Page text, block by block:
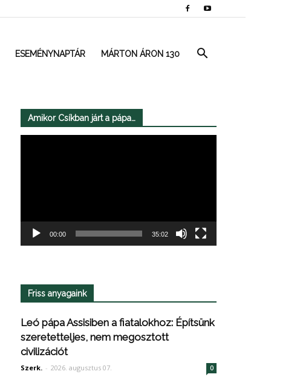
ESEMÉNYNAPTÁR MÁRTON ÁRON 130
Amikor Csíkban járt a pápa…
00:00 35:02
Friss anyagaink
Leó pápa Assisiben a fiatalokhoz: Építsünk
szeretetteljes, nem megosztott
civilizációt
Szerk. - 2026. augusztus 07. 0